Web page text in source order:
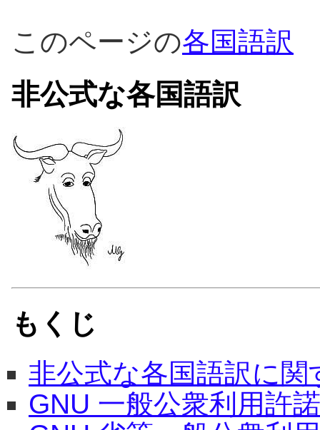
このページの各国語訳
非公式な各国語訳
もくじ
非公式な各国語訳に関
GNU 一般公衆利用許